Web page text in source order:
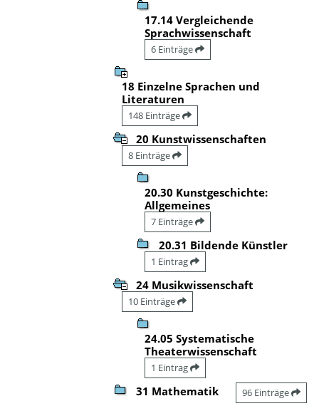
17.14 Vergleichende
Sprachwissenschaft
6 Einträge
18 Einzelne Sprachen und
Literaturen
148 Einträge
20 Kunstwissenschaften
8 Einträge
20.30 Kunstgeschichte:
Allgemeines
7 Einträge
20.31 Bildende Künstler
1 Eintrag
24 Musikwissenschaft
10 Einträge
24.05 Systematische
Theaterwissenschaft
1 Eintrag
31 Mathematik 96 Einträge